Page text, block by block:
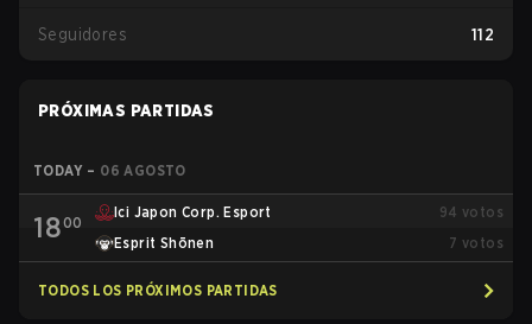
Seguidores 112
PRÓXIMAS PARTIDAS
TODAY – 06 AGOSTO
1800
Ici Japon Corp. Esport 94 votos
Esprit Shōnen
7 votos
TODOS LOS PRÓXIMOS PARTIDAS